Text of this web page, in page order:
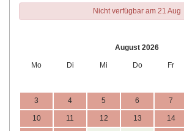
Nicht verfügbar am 21 Aug
August 2026
Mo Di Mi Do Fr
3 4 5 6 7
10 11 12 13 14